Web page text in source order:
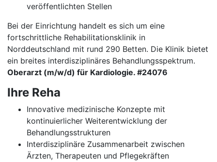
veröffentlichten Stellen
Bei der Einrichtung handelt es sich um eine
fortschrittliche Rehabilitationsklinik in
Norddeutschland mit rund 290 Betten. Die Klinik bietet
ein breites interdisziplinäres Behandlungsspektrum.
Oberarzt (m/w/d) für Kardiologie. #24076
Ihre Reha
Innovative medizinische Konzepte mit
kontinuierlicher Weiterentwicklung der
Behandlungsstrukturen
Interdisziplinäre Zusammenarbeit zwischen
Ärzten, Therapeuten und Pflegekräften